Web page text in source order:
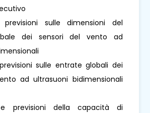
sulle dimensioni del
dei sensori del vento ad
sulle entrate globali dei
ad ultrasuoni bidimensionali
e previsioni della capacità di